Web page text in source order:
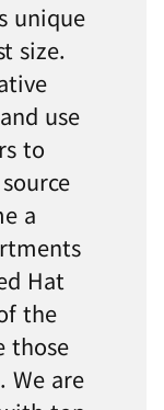
unique
size.
use
to
a
Hat
the
those
We are